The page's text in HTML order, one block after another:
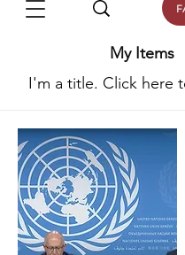
My Items
I'm a title. ​Click here